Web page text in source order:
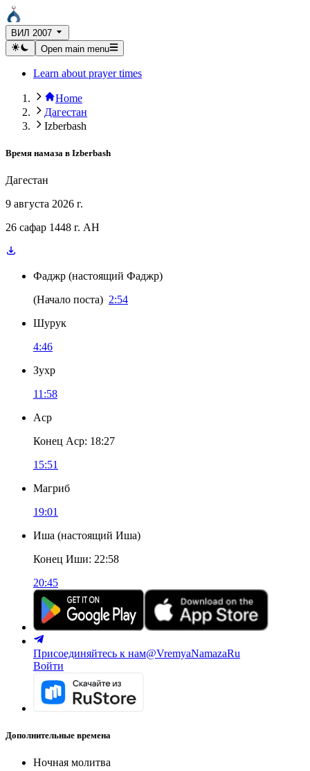
ВИЛ 2007
Open main menu
Learn about prayer times
Home
Дагестан
Izberbash
Время намаза в Izberbash
Дагестан
9 августа 2026 г.
26 сафар 1448 г. AH
Фаджр (настоящий Фаджр)
(Начало поста) 2:54
Шурук
4:46
Зухр
11:58
Аср
Конец Аср: 18:27
15:51
Магриб
19:01
Иша (настоящий Иша)
Конец Иши: 22:58
20:45
Присоединяйтесь к нам@VremyaNamazaRu
Войти
Дополнительные времена
Ночная молитва